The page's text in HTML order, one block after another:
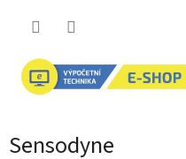
Sensodyne